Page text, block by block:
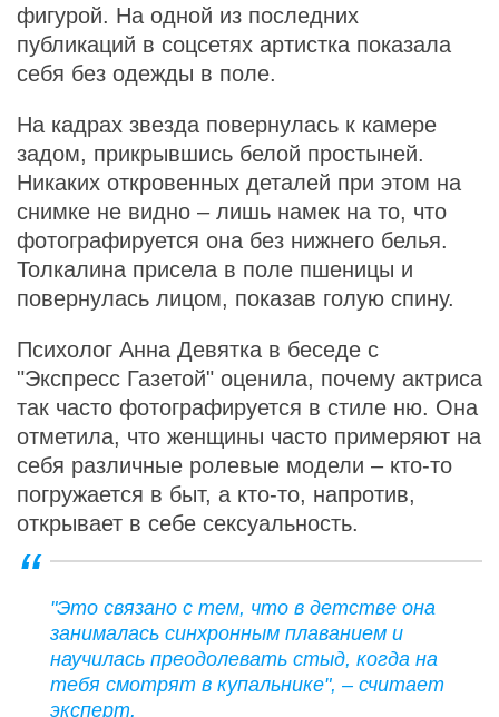
фигурой. На одной из последних
публикаций в соцсетях артистка показала
себя без одежды в поле.
На кадрах звезда повернулась к камере
задом, прикрывшись белой простыней.
Никаких откровенных деталей при этом на
снимке не видно – лишь намек на то, что
фотографируется она без нижнего белья.
Толкалина присела в поле пшеницы и
повернулась лицом, показав голую спину.
Психолог Анна Девятка в беседе с
"Экспресс Газетой" оценила, почему актриса
так часто фотографируется в стиле ню. Она
отметила, что женщины часто примеряют на
себя различные ролевые модели – кто-то
погружается в быт, а кто-то, напротив,
открывает в себе сексуальность.
"Это связано с тем, что в детстве она
занималась синхронным плаванием и
научилась преодолевать стыд, когда на
тебя смотрят в купальнике", – считает
эксперт.